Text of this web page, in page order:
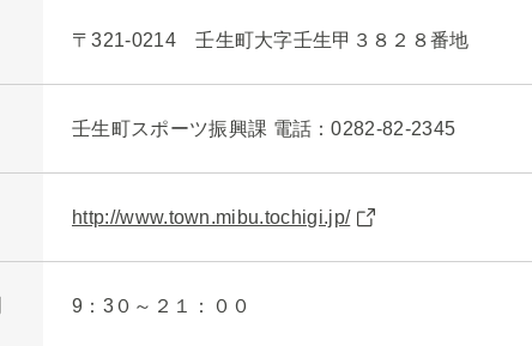
〒321-0214 壬生町大字壬生甲３８２８番地
壬生町スポーツ振興課 電話：0282-82-2345
http://www.town.mibu.tochigi.jp/
9：3０～２１：００